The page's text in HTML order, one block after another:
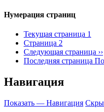
Нумерация страниц
Текущая страница 1
Страница 2
Следующая страница ››
Последняя страница
Навигация
Показать — Навигация